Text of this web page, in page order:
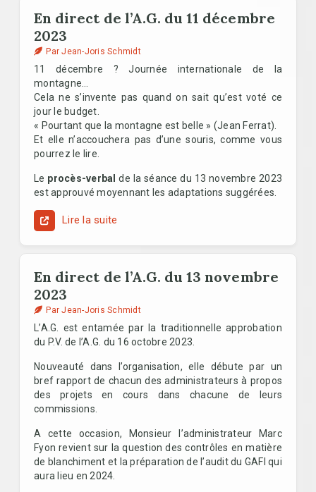
En direct de l’A.G. du 11 décembre
2023
Par Jean-Joris Schmidt
11 décembre ? Journée internationale de la
montagne…
Cela ne s’invente pas quand on sait qu’est voté ce
jour le budget.
« Pourtant que la montagne est belle » (Jean Ferrat).
Et elle n’accouchera pas d’une souris, comme vous
pourrez le lire.
Le procès-verbalde la séance du 13 novembre 2023
est approuvé moyennant les adaptations suggérées.
Lire la suite
En direct de l’A.G. du 13 novembre
2023
Par Jean-Joris Schmidt
L’A.G. est entamée par la traditionnelle approbation
du P.V. de l’A.G. du 16 octobre 2023.
Nouveauté dans l’organisation, elle débute par un
bref rapport de chacun des administrateurs à propos
des projets en cours dans chacune de leurs
commissions.
A cette occasion, Monsieur l’administrateur Marc
Fyon revient sur la question des contrôles en matière
de blanchiment et la préparation de l’audit du GAFI qui
aura lieu en 2024.